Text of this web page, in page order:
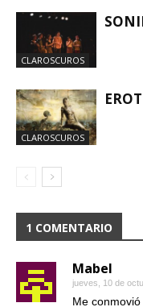
CLAROSCUROS
CLAROSCUROS
1 COMENTARIO
Mabel
jueves, 10 de
Me